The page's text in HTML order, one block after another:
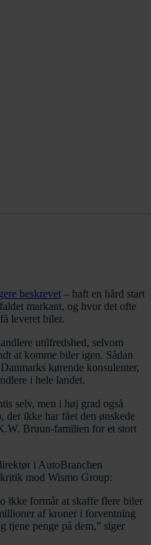
beskrevet – haft en hård start
markant, og hvor det ofte
leveret biler.
utilfredshed, selvom
at komme biler igen. Sådan
kørende konsulenter,
i hele landet.
selv, men i høj grad også
der ikke har fået den ønskede
Bruun-familien for et stort
i AutoBranchen
mod Wismo Group:
ikke formår at skaffe flere biler
af kroner i forventning
tjene penge på dem,” siger